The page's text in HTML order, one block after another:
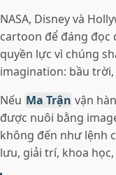
NASA, Disney và
cartoon để đáng đọc
quyền lực vì chúng
imagination: bầu
Nếu Ma Trận vận
được nuôi bằng
không đến như lệnh
lưu, giải trí, khoa